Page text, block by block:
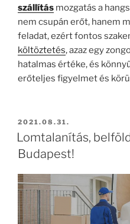
szállítás mozgatás a
nem csupán erőt, hanem
feladat, ezért fontos
költöztetés, azaz egy
hatalmas értéke, és
erőteljes figyelmet és
BEKÜLDVE:
2021.08.31.
Lomtalanítás,
Budapest!